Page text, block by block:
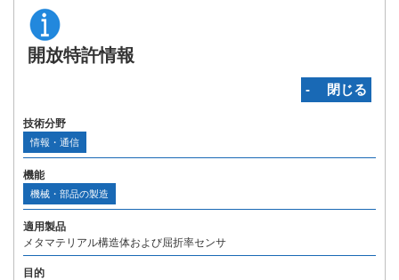
開放特許情報
‐ 閉じる
技術分野
情報・通信
機能
機械・部品の製造
適用製品
メタマテリアル構造体および屈折率センサ
目的